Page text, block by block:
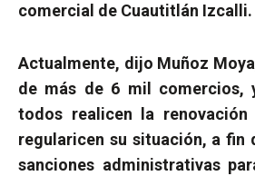
comercial de Cuautitlán Izcalli.
Actualmente, dijo Muñoz
de más de 6 mil comercios,
todos realicen la
regularicen su situación, a fin
sanciones administrativas